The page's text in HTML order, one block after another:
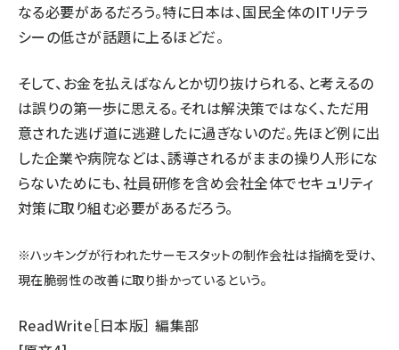
なる必要があるだろう。特に日本は、国民全体のITリテラ
シーの低さが話題に上るほどだ。
そして、お金を払えばなんとか切り抜けられる、と考えるの
は誤りの第一歩に思える。それは解決策ではなく、ただ用
意された逃げ道に逃避したに過ぎないのだ。先ほど例に出
した企業や病院などは、誘導されるがままの操り人形にな
らないためにも、社員研修を含め会社全体でセキュリティ
対策に取り組む必要があるだろう。
※ハッキングが行われたサーモスタットの制作会社は指摘を受け、
現在脆弱性の改善に取り掛かっているという。
ReadWrite［日本版］ 編集部